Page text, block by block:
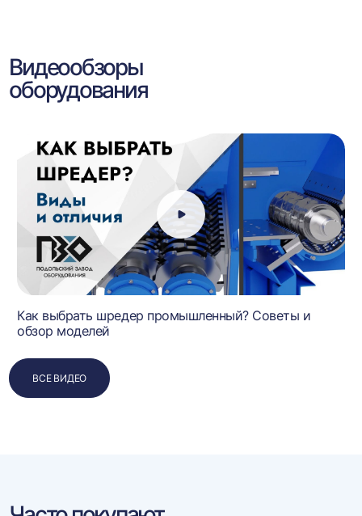
Видеообзоры
оборудования
Как выбрать шредер промышленный? Советы и
обзор моделей
ВСЕ ВИДЕО